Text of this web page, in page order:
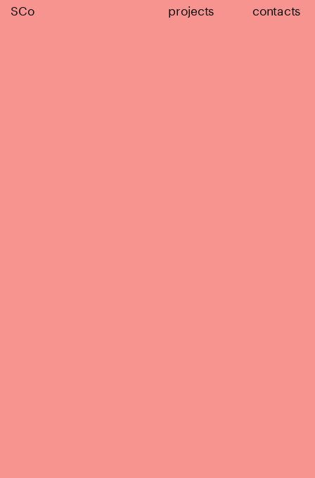
contacts
SCo projects